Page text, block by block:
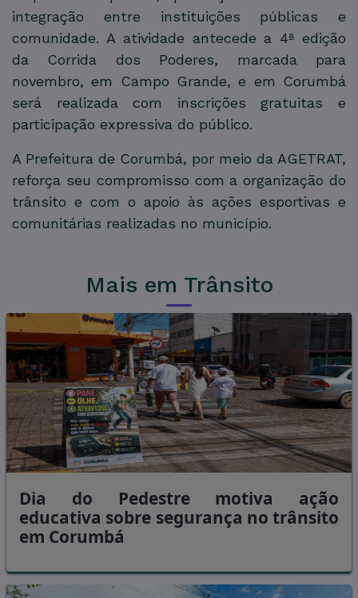
integração entre instituições públicas e
comunidade. A atividade antecede a 4ª edição
da Corrida dos Poderes, marcada para
novembro, em Campo Grande, e em Corumbá
será realizada com inscrições gratuitas e
participação expressiva do público.
A Prefeitura de Corumbá, por meio da AGETRAT,
reforça seu compromisso com a organização do
trânsito e com o apoio às ações esportivas e
comunitárias realizadas no município.
Mais em Trânsito
Dia do Pedestre motiva ação
educativa sobre segurança no trânsito
em Corumbá